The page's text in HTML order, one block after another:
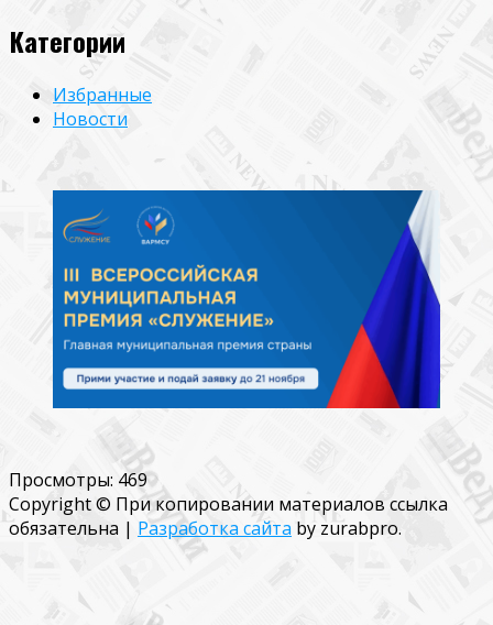
Категории
Избранные
Новости
Просмотры: 469
Copyright © При копировании материалов ссылка
обязательна | Разработка сайта by zurabpro.